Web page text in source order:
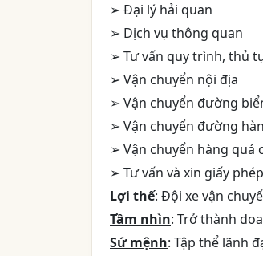
➢ Đại lý hải quan
➢ Dịch vụ thông quan
➢ Tư vấn quy trình, thủ
➢ Vận chuyển nội địa
➢ Vận chuyển đường
➢ Vận chuyển đường
➢ Vận chuyển hàng quá
➢ Tư vấn và xin giấy
Lợi thế: Đội xe vận
Tầm nhìn: Trở thành
Sứ mệnh: Tập thể lãnh